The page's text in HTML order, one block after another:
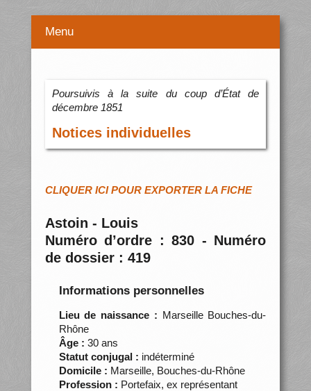
Menu
Poursuivis à la suite du coup d’État de
décembre 1851
Notices individuelles
CLIQUER ICI POUR EXPORTER LA FICHE
Astoin - Louis
Numéro d’ordre : 830 - Numéro
de dossier : 419
Informations personnelles
Lieu de naissance : Marseille Bouches-du-
Rhône
Âge : 30 ans
Statut conjugal : indéterminé
Domicile : Marseille, Bouches-du-Rhône
Profession : Portefaix, ex représentant